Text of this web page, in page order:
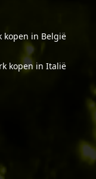
kopen in België
kopen in Italië